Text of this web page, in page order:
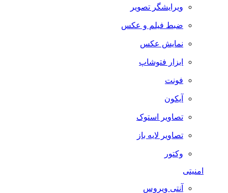
ویرایشگر تصویر
ضبط فيلم و عكس
نمایش عکس
ابزار فتوشاپ
فونت
آیکون
تصاویر استوک
تصاویر لایه باز
وکتور
امنیتی
آنتی ویروس